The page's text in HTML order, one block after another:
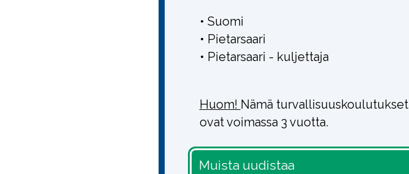
• Suomi
• Pietarsaari
• Pietarsaari - kuljettaja
Huom! Nämä turvallisuuskoulutukset
ovat voimassa 3 vuotta.
Muista uudistaa